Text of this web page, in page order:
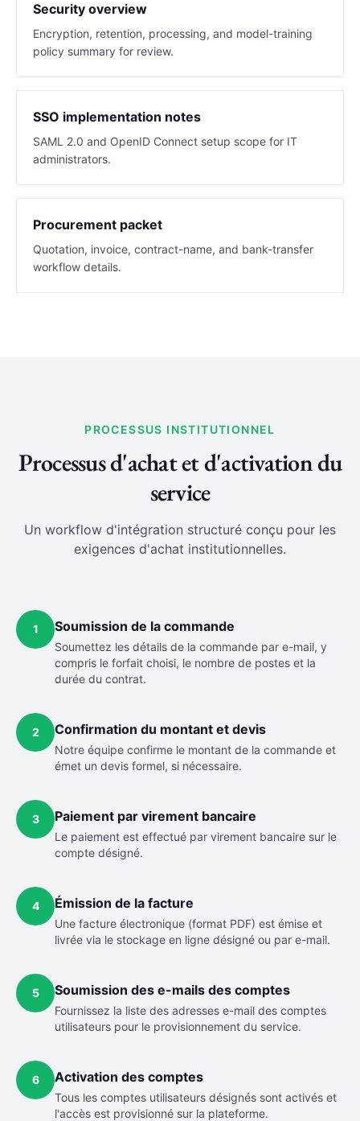
Security overview
Encryption, retention, processing, and model-training
policy summary for review.
SSO implementation notes
SAML 2.0 and OpenID Connect setup scope for IT
administrators.
Procurement packet
Quotation, invoice, contract-name, and bank-transfer
workflow details.
PROCESSUS INSTITUTIONNEL
Processus d'achat et d'activation du
service
Un workflow d'intégration structuré conçu pour les
exigences d'achat institutionnelles.
1 Soumission de la commande
Soumettez les détails de la commande par e-mail, y
compris le forfait choisi, le nombre de postes et la
durée du contrat.
2 Confirmation du montant et devis
Notre équipe confirme le montant de la commande et
émet un devis formel, si nécessaire.
3 Paiement par virement bancaire
Le paiement est effectué par virement bancaire sur le
compte désigné.
4 Émission de la facture
Une facture électronique (format PDF) est émise et
livrée via le stockage en ligne désigné ou par e-mail.
5 Soumission des e-mails des comptes
Fournissez la liste des adresses e-mail des comptes
utilisateurs pour le provisionnement du service.
6 Activation des comptes
Tous les comptes utilisateurs désignés sont activés et
l'accès est provisionné sur la plateforme.